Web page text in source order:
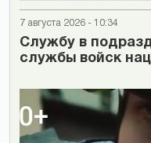
7 августа 2026 - 10:34
Cлужбу в
службы войск